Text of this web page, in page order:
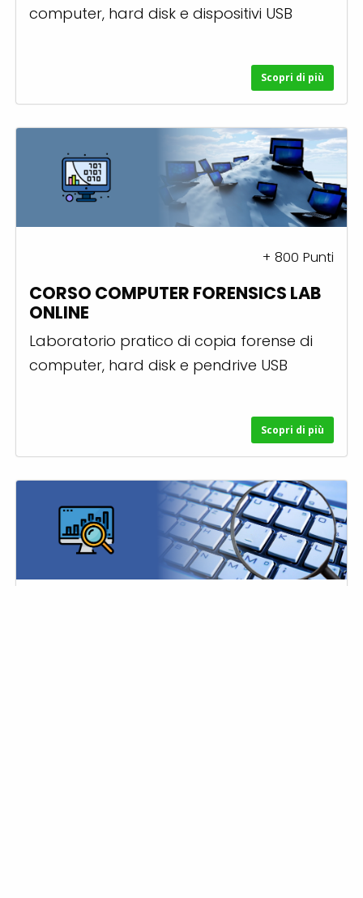
computer, hard disk e dispositivi USB
Scopri di più
+ 800 Punti
CORSO COMPUTER FORENSICS LAB
ONLINE
Laboratorio pratico di copia forense di
computer, hard disk e pendrive USB
Scopri di più